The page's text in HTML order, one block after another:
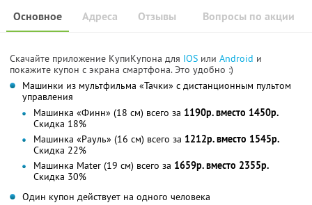
Основное Отзывы Вопросы по акции
Адреса
Скачайте приложение КупиКупона для IOS или Android и
покажите купон с экрана смартфона. Это удобно :)
Машинки из мультфильма «Тачки» с дистанционным пультом
управления
Машинка «Финн» (18 см) всего за 1190р. вместо 1450р.
Скидка 18%
Машинка «Рауль» (16 см) всего за 1212р. вместо 1545р.
Скидка 22%
Машинка Mater (19 см) всего за 1659р. вместо 2355р.
Скидка 30%
Один купон действует на одного человека